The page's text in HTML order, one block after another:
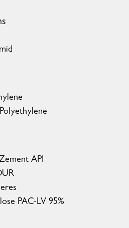
API
PAC-LV 95%